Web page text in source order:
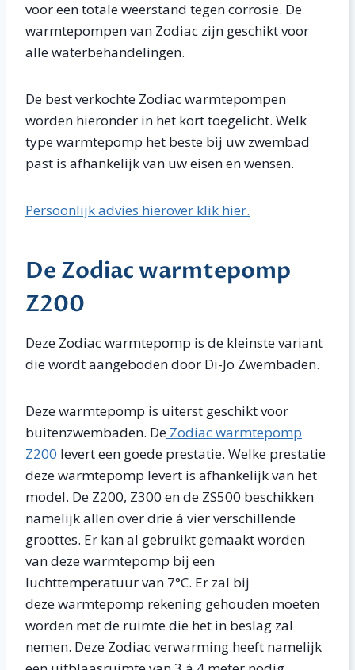
voor een totale weerstand tegen corrosie. De
warmtepompen van Zodiac zijn geschikt voor
alle waterbehandelingen.
De best verkochte Zodiac warmtepompen
worden hieronder in het kort toegelicht. Welk
type warmtepomp het beste bij uw zwembad
past is afhankelijk van uw eisen en wensen.
Persoonlijk advies hierover klik hier.
De Zodiac warmtepomp
Z200
Deze Zodiac warmtepomp is de kleinste variant
die wordt aangeboden door Di-Jo Zwembaden.
Deze warmtepomp is uiterst geschikt voor
buitenzwembaden. De Zodiac warmtepomp
Z200 levert een goede prestatie. Welke prestatie
deze warmtepomp levert is afhankelijk van het
model. De Z200, Z300 en de ZS500 beschikken
namelijk allen over drie á vier verschillende
groottes. Er kan al gebruikt gemaakt worden
van deze warmtepomp bij een
luchttemperatuur van 7°C. Er zal bij
deze warmtepomp rekening gehouden moeten
worden met de ruimte die het in beslag zal
nemen. Deze Zodiac verwarming heeft namelijk